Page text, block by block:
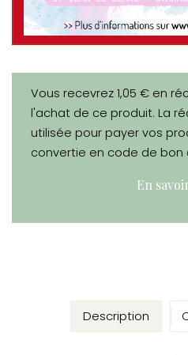
Vous recevrez 1,05 € en
l'achat de ce produit. La
utilisée pour payer vos
convertie en code de bon
En
Description